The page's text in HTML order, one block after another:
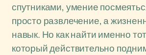
спутниками, умение
просто развлечение, а
навык. Но как найти именно
который действительно